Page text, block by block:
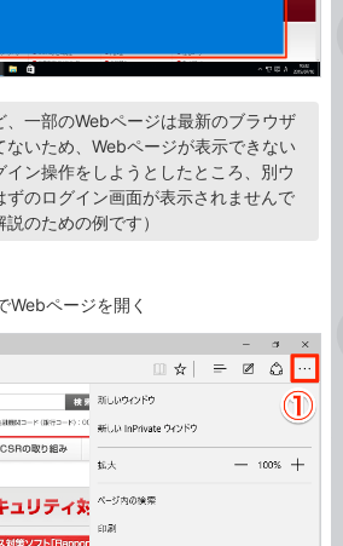
、一部のWebページは最新のブラウザ
ないため、Webページが表示できない
イン操作をしようとしたところ、別ウ
ずのログイン画面が表示されませんで
のための例です）
ページを開く